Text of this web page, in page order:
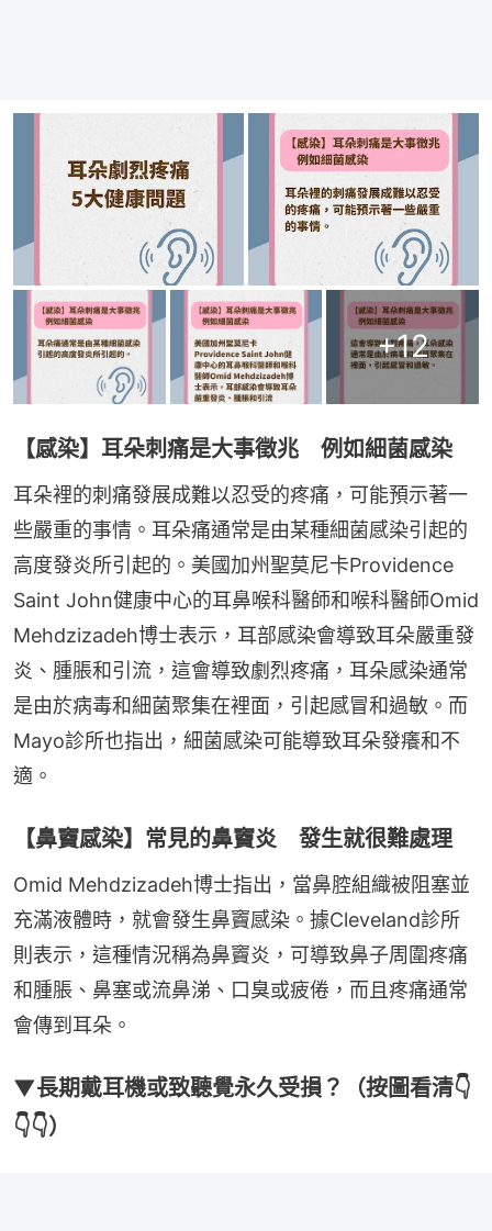
+12
【感染】耳朵刺痛是大事徵兆 例如細菌感染
耳朵裡的刺痛發展成難以忍受的疼痛，可能預示著一
些嚴重的事情。耳朵痛通常是由某種細菌感染引起的
高度發炎所引起的。美國加州聖莫尼卡Providence
Saint John健康中心的耳鼻喉科醫師和喉科醫師Omid
Mehdzizadeh博士表示，耳部感染會導致耳朵嚴重發
炎、腫脹和引流，這會導致劇烈疼痛，耳朵感染通常
是由於病毒和細菌聚集在裡面，引起感冒和過敏。而
Mayo診所也指出，細菌感染可能導致耳朵發癢和不
適。
【鼻竇感染】常見的鼻竇炎 發生就很難處理
Omid Mehdzizadeh博士指出，當鼻腔組織被阻塞並
充滿液體時，就會發生鼻竇感染。據Cleveland診所
則表示，這種情況稱為鼻竇炎，可導致鼻子周圍疼痛
和腫脹、鼻塞或流鼻涕、口臭或疲倦，而且疼痛通常
會傳到耳朵。
▼長期戴耳機或致聽覺永久受損？（按圖看清👇
👇👇）